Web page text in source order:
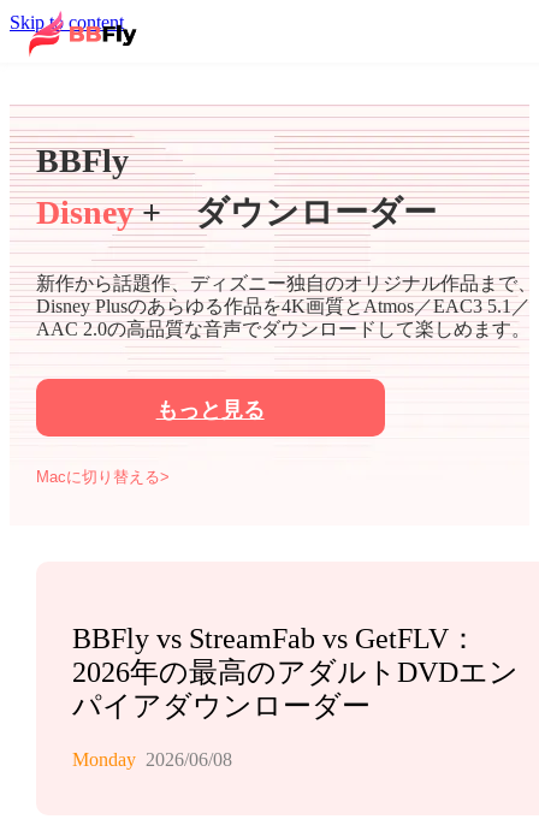
Skip to content
BBFly
Disney+ ダウンローダー
新作から話題作、ディズニー独自のオリジナル作品まで、
Disney Plusのあらゆる作品を4K画質とAtmos／EAC3 5.1／
AAC 2.0の高品質な音声でダウンロードして楽しめます。
もっと見る
Macに切り替える>
BBFly vs StreamFab vs GetFLV：
2026年の最高のアダルトDVDエン
パイアダウンローダー
Monday 2026/06/08